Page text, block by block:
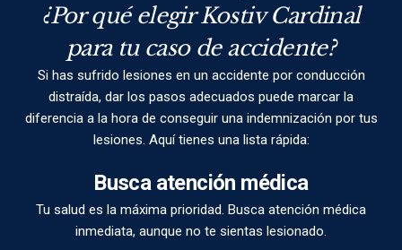
¿Por qué elegir Kostiv Cardinal
para tu caso de accidente?
Si has sufrido lesiones en un accidente por conducción
distraída, dar los pasos adecuados puede marcar la
diferencia a la hora de conseguir una indemnización por tus
lesiones. Aquí tienes una lista rápida:
Busca atención médica
Tu salud es la máxima prioridad. Busca atención médica
inmediata, aunque no te sientas lesionado.